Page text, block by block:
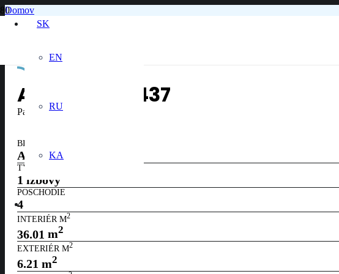
SK
EN
RU
KA
Domov
4. poschodie
APARTMÁN 437
Panoramatický výhľad na jazero
BLOK
A
TYP
1 izbový
POSCHODIE
4
INTERIÉR M2
36.01 m2
EXTERIÉR M2
6.21 m2